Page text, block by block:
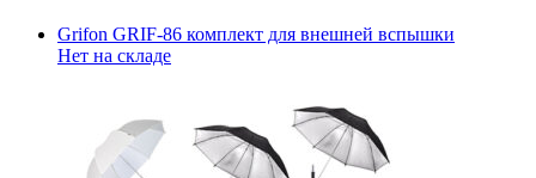
Grifon GRIF-86 комплект для внешней вспышки
Нет на складе